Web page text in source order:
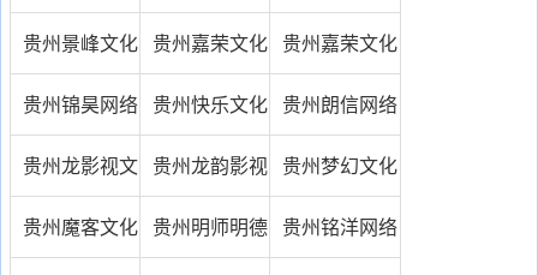
司 司
化传媒有限公
司
有限公司 化艺术有限公
司
贵州景峰文化
传播有限公司
贵州嘉荣文化
传播有限公司
贵州嘉荣文化
传播有限公司
贵州锦昊网络
文化传媒有限
公司
贵州快乐文化
传播有限公司
贵州朗信网络
传媒有限公司
贵州龙影视文
化传媒
贵州龙韵影视
文化传媒有限
贵州梦幻文化
传媒有限公司
贵州魔客文化 贵州明师明德 贵州铭洋网络